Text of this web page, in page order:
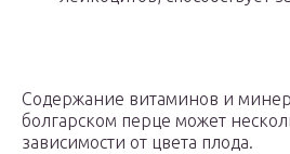
Содержание витаминов и
болгарском перце может
зависимости от цвета плода.